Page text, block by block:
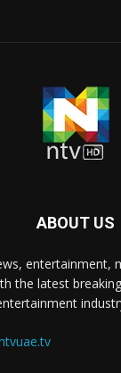
ABOUT US
entertainment,
the latest